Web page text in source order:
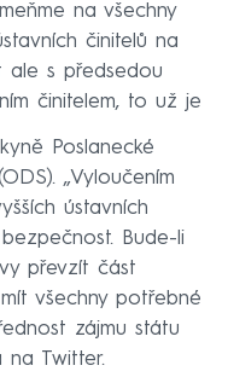
na všechny
činitelů na
ale s předsedou
činitelem, to už je
Poslanecké
„Vyloučením
ústavních
Bude-li
převzít část
všechny potřebné
zájmu státu
na Twitter.